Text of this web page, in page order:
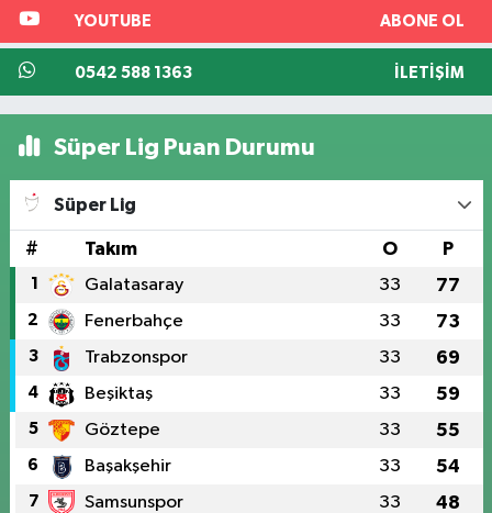
YOUTUBE ABONE OL
0542 588 1363 İLETIŞIM
Süper Lig Puan Durumu
Süper Lig
# Takım O P
1 Galatasaray 33 77
2 Fenerbahçe 33 73
3 Trabzonspor 33 69
4 Beşiktaş 33 59
5 Göztepe 33 55
6 Başakşehir 33 54
7 Samsunspor 33 48